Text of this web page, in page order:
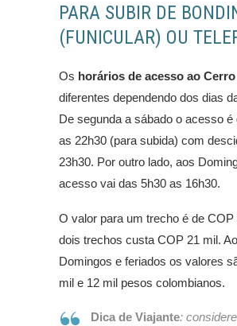
PARA SUBIR DE
(FUNICULAR) OU
Os horários de acesso ao Cerro
diferentes dependendo dos dias
De segunda a sábado o acesso é
as 22h30 (para subida) com
23h30. Por outro lado, aos
acesso vai das 5h30 as 16h30.
O valor para um trecho é de COP
dois trechos custa COP 21 mil.
Domingos e feriados os valores
mil e 12 mil pesos colombianos.
Dica de Viajante: